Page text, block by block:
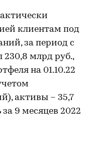
клиентам под
за период с
230,8 млрд руб.,
на 01.10.22
активы – 35,7
9 месяцев 2022